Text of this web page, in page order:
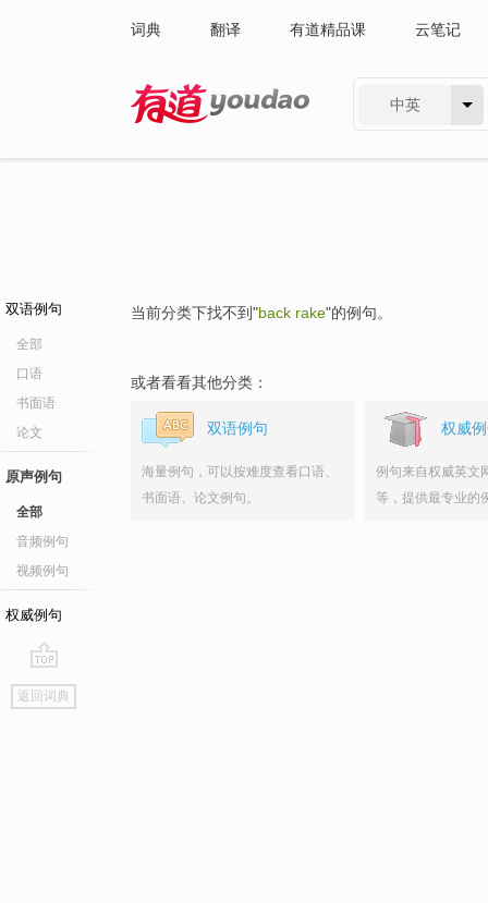
词典 翻译 有道精品课 云笔记
中英
双语例句
全部
口语
书面语
论文
原声例句
全部
音频例句
视频例句
权威例句
go
top
返回词典
当前分类下找不到"back rake"的例句。
或者看看其他分类：
双语例句
海量例句，可以按难度查看口语、
书面语、论文例句。
权威
例句来自权威英文
等，提供最专业的